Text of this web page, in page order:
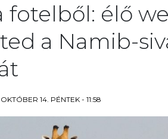
fotelből: élő
a Namib-
14. PÉNTEK - 11:58